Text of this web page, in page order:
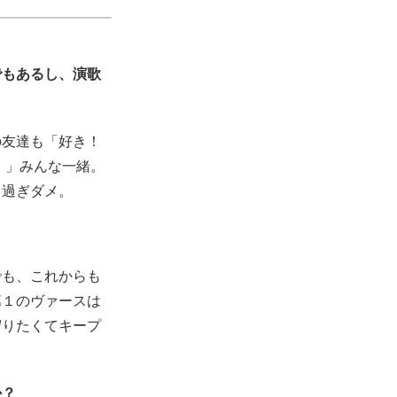
あるし、演歌
達も「好き！
みんな一緒。
ぎダメ。
、これからも
のヴァースは
たくてキープ